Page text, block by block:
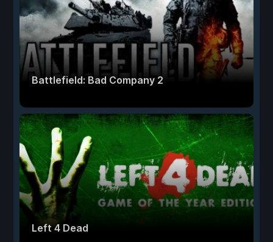
Battlefield: Bad Company 2
Left 4 Dead